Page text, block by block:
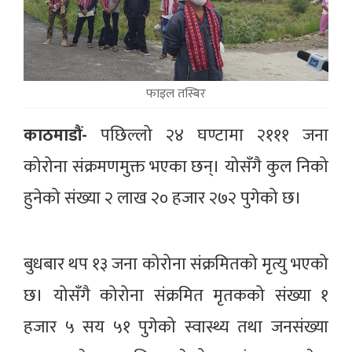
फाइल तस्बिर
काठमाडौं- पछिल्लो २४ घण्टामा २१११ जना
कोरोना संक्रमणमुक्त भएका छन्। योसँगै कुल निको
हुनेको संख्या २ लाख २० हजार २७२ पुगेको छ।
बुधबार थप १३ जना कोरोना संक्रमितको मृत्यु भएको
छ। योसँगै कोरोना संक्रमित मृतकको संख्या १
हजार ५ सय ५१ पुगेको स्वास्थ्य तथा जनसंख्या